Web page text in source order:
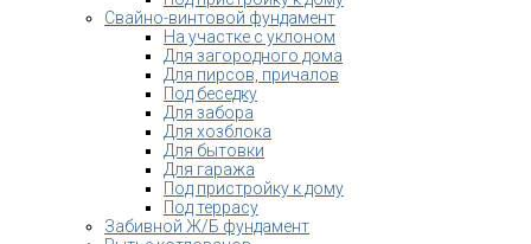
Свайно-винтовой фундамент
На участке с уклоном
Для загородного дома
Для пирсов, причалов
Под беседку
Для забора
Для хозблока
Для бытовки
Для гаража
Под пристройку к дому
Под террасу
Забивной Ж/Б фундамент